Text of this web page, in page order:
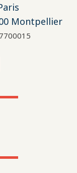
Montpellier